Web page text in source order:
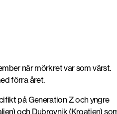
när mörkret var som värst.
förra året.
på Generation Z och yngre
och Dubrovnik (Kroatien)